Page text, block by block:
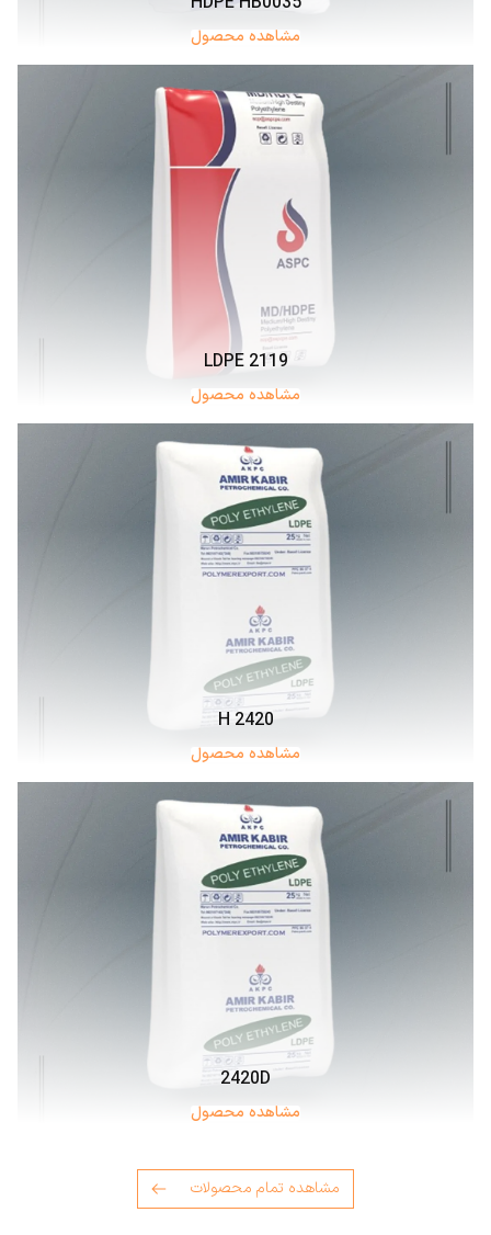
مشاهده محصول
LDPE 2119
مشاهده محصول
2420 H
مشاهده محصول
2420D
مشاهده محصول
مشاهده تمام محصولات